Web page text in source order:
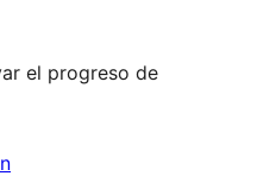
el progreso de